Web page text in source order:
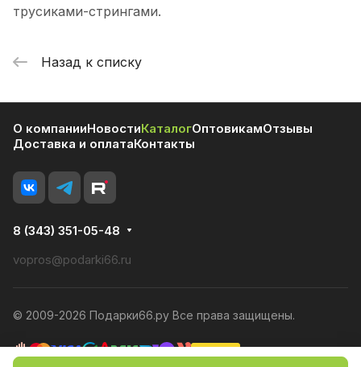
трусиками-стрингами.
Назад к списку
О компанииНовостиКаталогОптовикамОтзывы
Доставка и оплатаКонтакты
8 (343) 351-05-48
vopros@podarki66.ru
© 2009-2026 Подарки66.ру Все права защищены.